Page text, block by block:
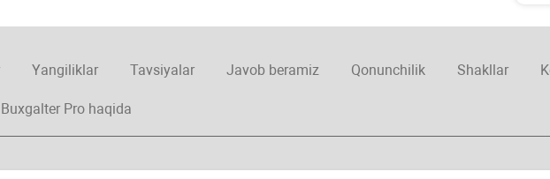
Yangiliklar Tavsiyalar Javob beramiz Qonunchilik Shakllar
Buxgalter Pro haqida